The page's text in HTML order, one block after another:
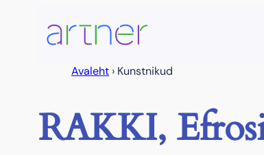
Avaleht › Kunstnikud
RAKKI,